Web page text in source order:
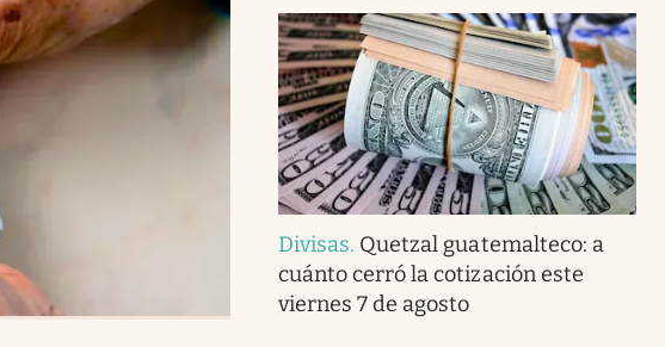
Divisas. Quetzal guatemalteco: a
cuánto cerró la cotización este
viernes 7 de agosto